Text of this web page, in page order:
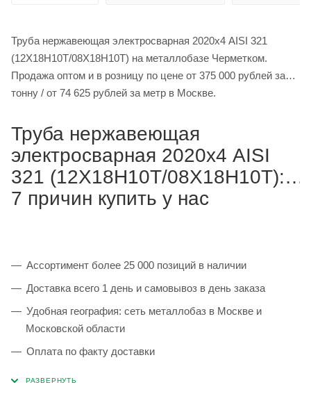
Труба нержавеющая электросварная 2020х4 AISI 321
(12Х18Н10Т/08Х18Н10Т) на металлобазе Черметком.
Продажа оптом и в розницу по цене от 375 000 рублей за
тонну / от 74 625 рублей за метр в Москве.
Труба нержавеющая
электросварная 2020х4 AISI
321 (12Х18Н10Т/08Х18Н10Т):
7 причин купить у нас
Ассортимент более 25 000 позиций в наличии
Доставка всего 1 день и самовывоз в день заказа
Удобная география: сеть металлобаз в Москве и
Московской области
Оплата по факту доставки